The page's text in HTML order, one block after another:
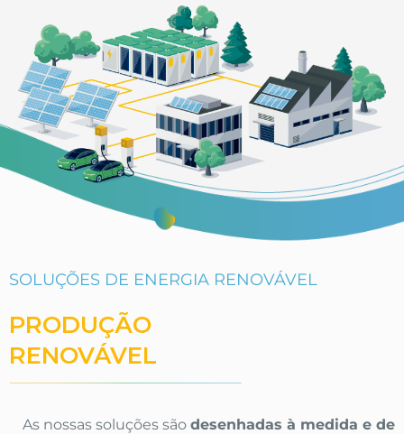
SOLUÇÕES DE ENERGIA RENOVÁVEL
PRODUÇÃO
RENOVÁVEL
As nossas soluções são desenhadas à medida e de